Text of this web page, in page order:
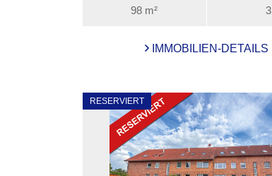
98 m² 3
IMMOBILIEN-DETAILS
RESERVIERT